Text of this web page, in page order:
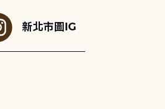
新北市圖IG